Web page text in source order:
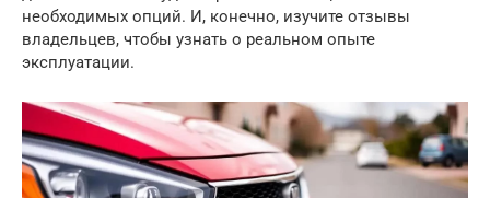
необходимых опций. И, конечно, изучите отзывы
владельцев, чтобы узнать о реальном опыте
эксплуатации.